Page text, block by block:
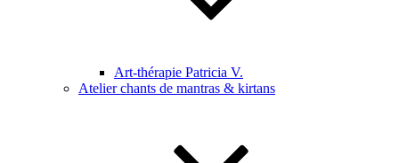
Art-thérapie Patricia V.
Atelier chants de mantras & kirtans